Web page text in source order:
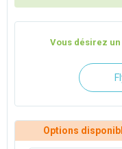
Vous désirez
Options